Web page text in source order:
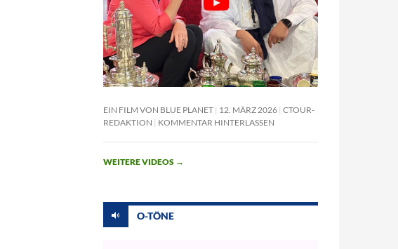
EIN FILM VON BLUE PLANET 12. MÄRZ 2026 CTOUR-
REDAKTION
KOMMENTAR HINTERLASSEN
WEITERE VIDEOS →
O-TÖNE